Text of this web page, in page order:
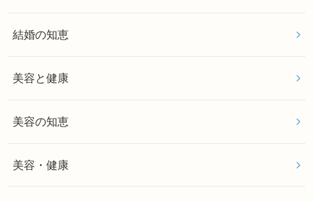
結婚の知恵
美容と健康
美容の知恵
美容・健康